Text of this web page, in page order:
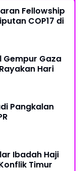
Fellowship
COP17 di
Gempur Gaza
Hari
Pangkalan
Ibadah Haji
Timur